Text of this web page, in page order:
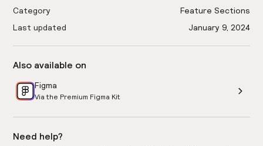
Category
Feature Sections
Last updated
January 9, 2024
Also available on
Figma
Via the Premium Figma Kit
Need help?